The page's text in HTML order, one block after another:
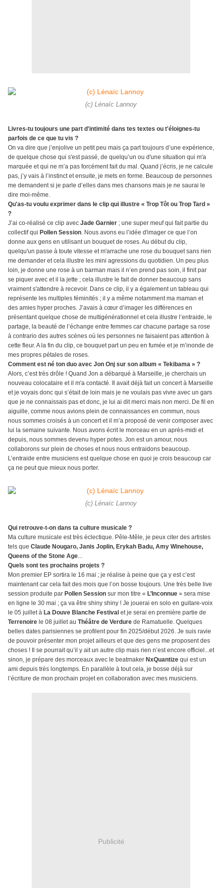
(c) Lénaïc Lannoy
Livres-tu toujours une part d'intimité dans tes textes ou t'éloignes-tu
parfois de ce que tu vis ?
On va dire que j’enjolive un petit peu mais ça part toujours d’une expérience,
de quelque chose qui s'est passé, de quelqu’un ou d'une situation qui m'a
marquée et qui ne m’a pas forcément fait du mal. Quand j’écris, je ne calcule
pas, j’y vais à l’instinct et ensuite, je mets en forme. Beaucoup de personnes
me demandent si je parle d’elles dans mes chansons mais je ne saurai le
dire moi-même.
Qu'as-tu voulu exprimer dans le clip qui illustre « Trop Tôt ou Trop Tard »
?
J’ai co-réalisé ce clip avec Jade Garnier ; une super meuf qui fait partie du
collectif qui Pollen Session. Nous avons eu l’idée d'imager ce que l’on
donne aux gens en utilisant un bouquet de roses. Au début du clip,
quelqu'un passe à toute vitesse et m'arrache une rose du bouquet sans rien
me demander et cela illustre les mini agressions du quotidien. Un peu plus
loin, je donne une rose à un barman mais il n’en prend pas soin, il finit par
se piquer avec et il la jette ; cela illustre le fait de donner beaucoup sans
vraiment s'attendre à recevoir. Dans ce clip, il y a également un tableau qui
représente les multiples féminités ; il y a même notamment ma maman et
des amies hyper proches. J’avais à cœur d’imager les différences en
présentant quelque chose de multigénérationnel et cela illustre l’entraide, le
partage, la beauté de l’échange entre femmes car chacune partage sa rose
à contrario des autres scènes où les personnes ne faisaient pas attention à
cette fleur. A la fin du clip, ce bouquet part un peu en fumée et je m’inonde de
mes propres pétales de roses.
Comment est né ton duo avec Jon Onj sur son album « Tekibama » ?
Alors, c’est très drôle ! Quand Jon a débarqué à Marseille, je cherchais un
nouveau colocataire et il m'a contacté. Il avait déjà fait un concert à Marseille
et je voyais donc qui s’était de loin mais je ne voulais pas vivre avec un gars
que je ne connaissais pas et donc, je lui ai dit merci mais non merci. De fil en
aiguille, comme nous avions plein de connaissances en commun, nous
nous sommes croisés à un concert et il m’a proposé de venir composer avec
lui la semaine suivante. Nous avons écrit le morceau en un après-midi et
depuis, nous sommes devenu hyper potes. Jon est un amour, nous
collaborons sur plein de choses et nous nous entraidons beaucoup.
L’entraide entre musiciens est quelque chose en quoi je crois beaucoup car
ça ne peut que mieux nous porter.
(c) Lénaïc Lannoy
Qui retrouve-t-on dans ta culture musicale ?
Ma culture musicale est très éclectique. Pêle-Mêle, je peux citer des artistes
tels que Claude Nougaro, Janis Joplin, Erykah Badu, Amy Winehouse,
Queens of the Stone Age...
Quels sont tes prochains projets ?
Mon premier EP sortira le 16 mai ; je réalise à peine que ça y est c’est
maintenant car cela fait des mois que l’on bosse toujours. Une très belle live
session produite par Pollen Session sur mon titre « L’Inconnue » sera mise
en ligne le 30 mai ; ça va être shiny shiny ! Je jouerai en solo en guitare-voix
le 05 juillet à La Douve Blanche Festival et je serai en première partie de
Terrenoire le 08 juillet au Théâtre de Verdure de Ramatuelle. Quelques
belles dates parisiennes se profilent pour fin 2025/début 2026. Je suis ravie
de pouvoir présenter mon projet ailleurs et que des gens me proposent des
choses ! Il se pourrait qu’il y ait un autre clip mais rien n’est encore officiel...et
sinon, je prépare des morceaux avec le beatmaker NxQuantize qui est un
ami depuis très longtemps. En parallèle à tout cela, je bosse déjà sur
l’écriture de mon prochain projet en collaboration avec mes musiciens.
Publicité